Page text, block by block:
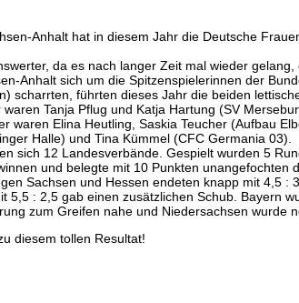
Anhalt hat in diesem Jahr die Deutsche
da es nach langer Zeit mal wieder
Anhalt sich um die Spitzenspielerinnen der
scharrten, führten dieses Jahr die beiden
Tanja Pflug und Katja Hartung (SV
waren Elina Heutling, Saskia Teucher (Aufbau
Halle) und Tina Kümmel (CFC Germania 03).
sich 12 Landesverbände. Gespielt wurden 5
und belegte mit 10 Punkten unangefochten
Sachsen und Hessen endeten knapp mit 4,5
5,5 : 2,5 gab einen zusätzlichen Schub. Bayern
zum Greifen nahe und Niedersachsen wurde
diesem tollen Resultat!